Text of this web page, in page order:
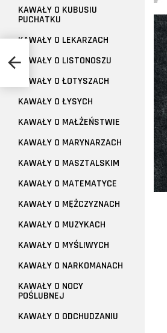
KAWAŁY O KUBUSIU
PUCHATKU
KAWAŁY O LEKARZACH
KAWAŁY O LISTONOSZU
KAWAŁY O ŁOTYSZACH
KAWAŁY O ŁYSYCH
KAWAŁY O MAŁŻEŃSTWIE
KAWAŁY O MARYNARZACH
KAWAŁY O MASZTALSKIM
KAWAŁY O MATEMATYCE
KAWAŁY O MĘŻCZYZNACH
KAWAŁY O MUZYKACH
KAWAŁY O MYŚLIWYCH
KAWAŁY O NARKOMANACH
KAWAŁY O NOCY
POŚLUBNEJ
KAWAŁY O ODCHUDZANIU